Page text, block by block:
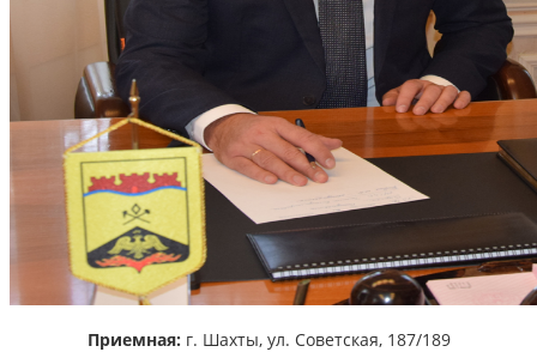
Приемная: г. Шахты, ул. Советская, 187/189